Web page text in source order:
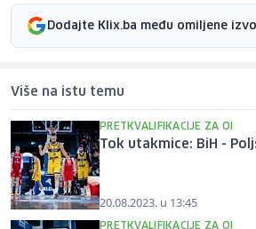
Dodajte Klix.ba među omiljene
Više na istu temu
PRETKVALIFIKACIJE ZA OI
Tok utakmice: BiH -
20.08.2023. u 13:45
PRETKVALIFIKACIJE ZA OI